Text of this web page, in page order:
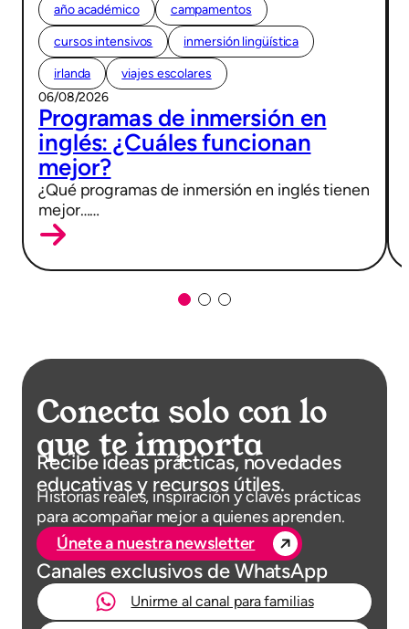
año académico campamentos
cursos intensivos inmersión lingüística
irlanda
viajes escolares
06/08/2026
Programas de inmersión en
inglés: ¿Cuáles funcionan
mejor?
¿Qué programas de inmersión en inglés tienen
mejor……
Conecta solo con lo
que te importa
Recibe ideas prácticas, novedades
educativas y recursos útiles.
Historias reales, inspiración y claves prácticas
para acompañar mejor a quienes aprenden.
Únete a nuestra newsletter
Canales exclusivos de WhatsApp
Unirme al canal para familias